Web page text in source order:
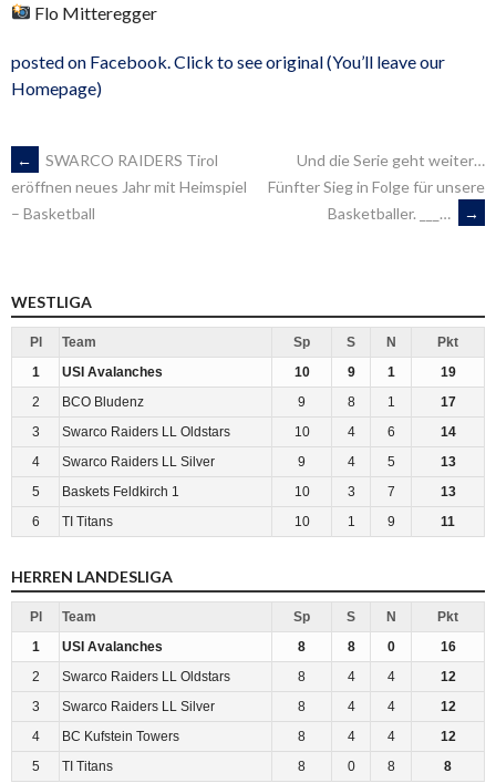
Flo Mitteregger
posted on Facebook. Click to see original (You’ll leave our
Homepage)
ARTIKEL-
NAVIGATION
←
SWARCO RAIDERS Tirol
eröffnen neues Jahr mit Heimspiel
– Basketball
Und die Serie geht weiter…
Fünfter Sieg in Folge für unsere
Basketballer. ___…
→
WESTLIGA
Pl Team Sp S N
Pkt
1
USI Avalanches 10 9 1
19
2
BCO Bludenz 9 8 1
17
3
Swarco Raiders LL Oldstars 10 4 6
14
4
Swarco Raiders LL Silver 9 4 5
13
5
Baskets Feldkirch 1 10 3 7
13
6
TI Titans 10 1 9 11
HERREN LANDESLIGA
Pl Team Sp S N
Pkt
1
USI Avalanches 8 8 0
16
2
Swarco Raiders LL Oldstars 8 4 4
12
3
Swarco Raiders LL Silver 8 4 4
12
4
BC Kufstein Towers 8 4 4
12
5
TI Titans 8 0 8 8